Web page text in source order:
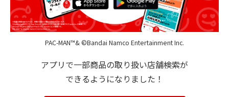
PAC-MAN™& ©Bandai Namco Entertainment Inc.
アプリで一部商品の取り扱い店舗検索が
できるようになりました！